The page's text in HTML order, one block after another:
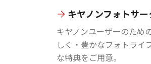
キヤノンフォトサー
キヤノンユーザーのため
しく・豊かなフォトライ
な特典をご用意。